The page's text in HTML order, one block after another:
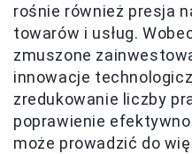
rośnie również presja
towarów i usług.
zmuszone
innowacje
zredukowanie liczby
poprawienie
może prowadzić do